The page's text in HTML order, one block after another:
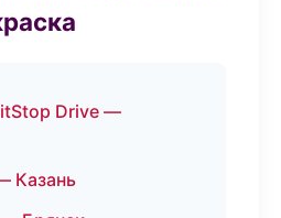
Drive —
Казань